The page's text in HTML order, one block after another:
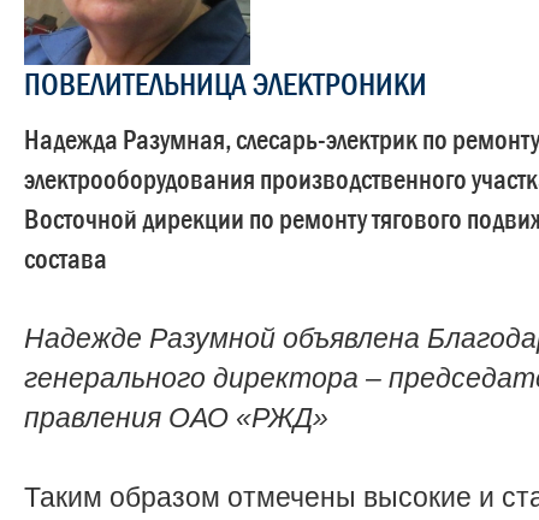
ПОВЕЛИТЕЛЬНИЦА ЭЛЕКТРОНИКИ
Надежда Разумная, слесарь-электрик по ремонту
электрооборудования производственного
Восточной дирекции по ремонту тягового
состава
Надежде Разумной объявлена
генерального директора –
правления ОАО «РЖД»
Таким образом отмечены высокие и